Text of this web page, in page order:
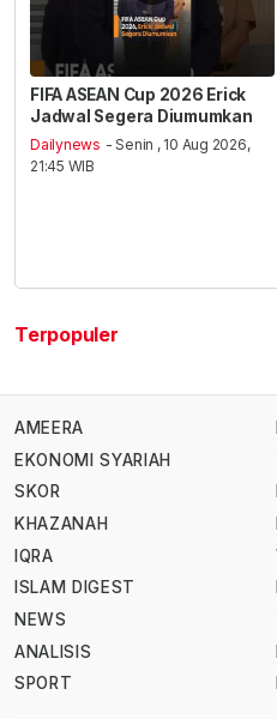
FIFA ASEAN Cup 2026 Erick
Jadwal Segera Diumumkan
Dailynews - Senin , 10 Aug 2026,
21:45 WIB
Terpopuler
AMEERA
EKONOMI SYARIAH
SKOR
KHAZANAH
IQRA
ISLAM DIGEST
NEWS
ANALISIS
SPORT